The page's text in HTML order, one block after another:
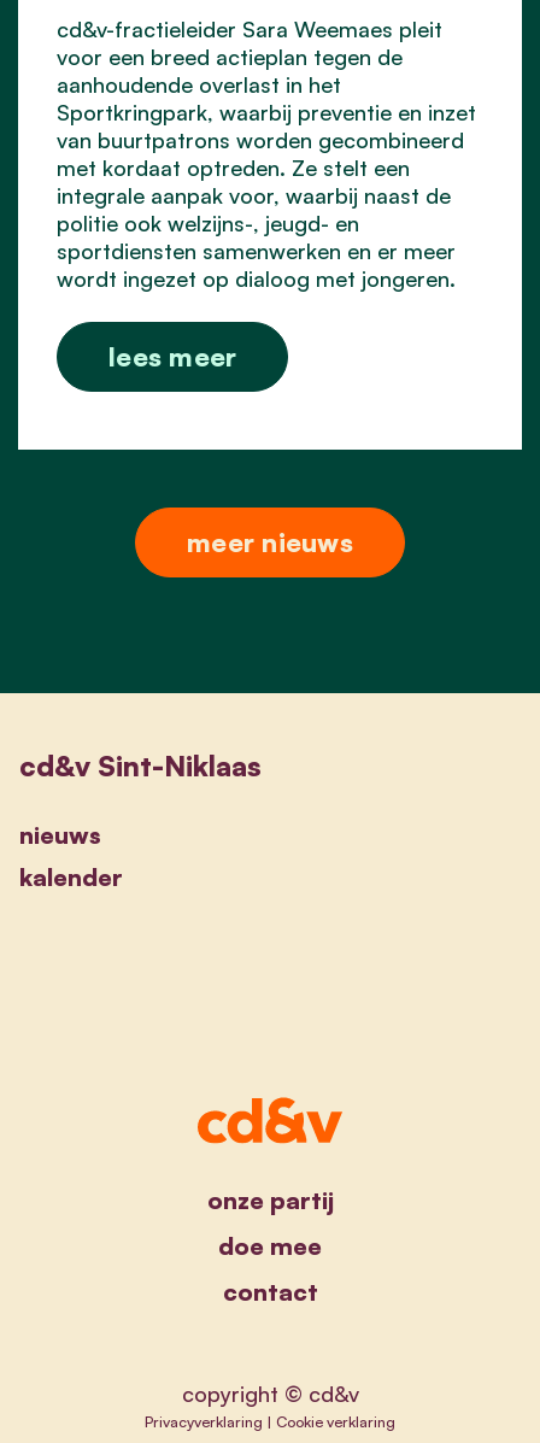
cd&v-fractieleider Sara Weemaes pleit
voor een breed actieplan tegen de
aanhoudende overlast in het
Sportkringpark, waarbij preventie en inzet
van buurtpatrons worden gecombineerd
met kordaat optreden. Ze stelt een
integrale aanpak voor, waarbij naast de
politie ook welzijns-, jeugd- en
sportdiensten samenwerken en er meer
wordt ingezet op dialoog met jongeren.
lees meer
meer nieuws
cd&v Sint-Niklaas
nieuws
kalender
onze partij
doe mee
contact
copyright © cd&v
Privacyverklaring | Cookie verklaring